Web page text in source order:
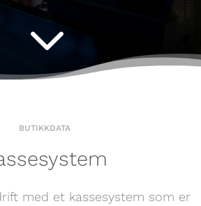
3
BUTIKKDATA
med et kassesystem som er